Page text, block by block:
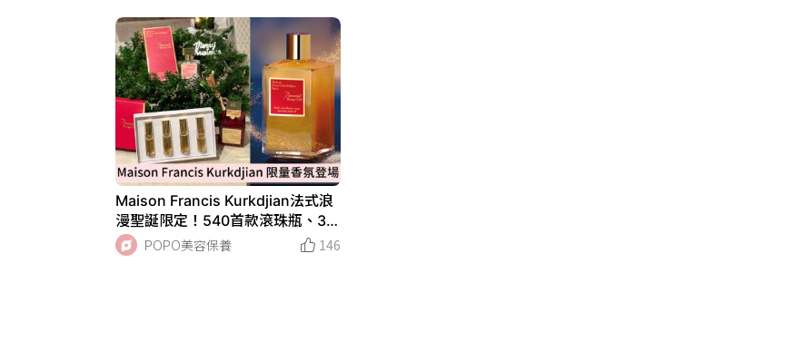
Maison Francis Kurkdjian法式浪
漫聖誕限定！540首款滾珠瓶、3款
限量香氛蠟燭，只有現在才有必
收！
POPO美容保養 146